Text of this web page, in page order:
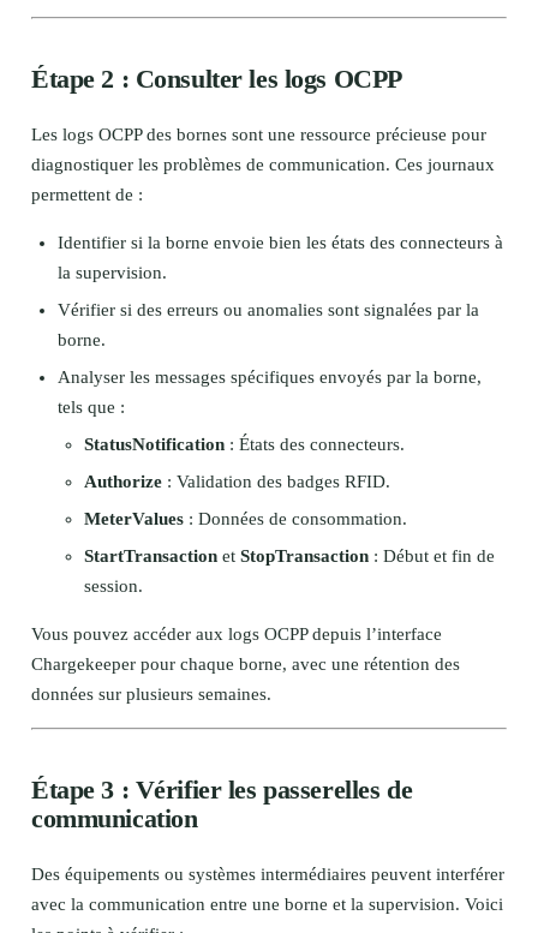
Étape 2 : Consulter les logs OCPP
Les logs OCPP des bornes sont une ressource précieuse pour
diagnostiquer les problèmes de communication. Ces journaux
permettent de :
Identifier si la borne envoie bien les états des connecteurs à
la supervision.
Vérifier si des erreurs ou anomalies sont signalées par la
borne.
Analyser les messages spécifiques envoyés par la borne,
tels que :
StatusNotification : États des connecteurs.
Authorize : Validation des badges RFID.
MeterValues : Données de consommation.
StartTransaction et StopTransaction : Début et fin de
session.
Vous pouvez accéder aux logs OCPP depuis l’interface
Chargekeeper pour chaque borne, avec une rétention des
données sur plusieurs semaines.
Étape 3 : Vérifier les passerelles de
communication
Des équipements ou systèmes intermédiaires peuvent interférer
avec la communication entre une borne et la supervision. Voici